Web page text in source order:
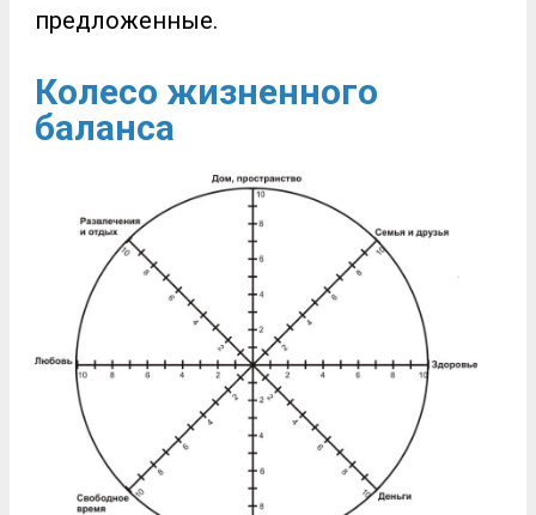
предложенные.
Колесо жизненного
баланса